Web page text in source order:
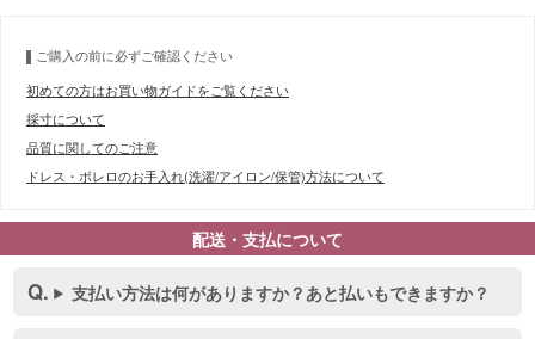
ご購入の前に必ずご確認ください
初めての方はお買い物ガイドをご覧ください
採寸について
品質に関してのご注意
ドレス・ボレロのお手入れ(洗濯/アイロン/保管)方法について
配送・支払について
支払い方法は何がありますか？あと払いもできますか？